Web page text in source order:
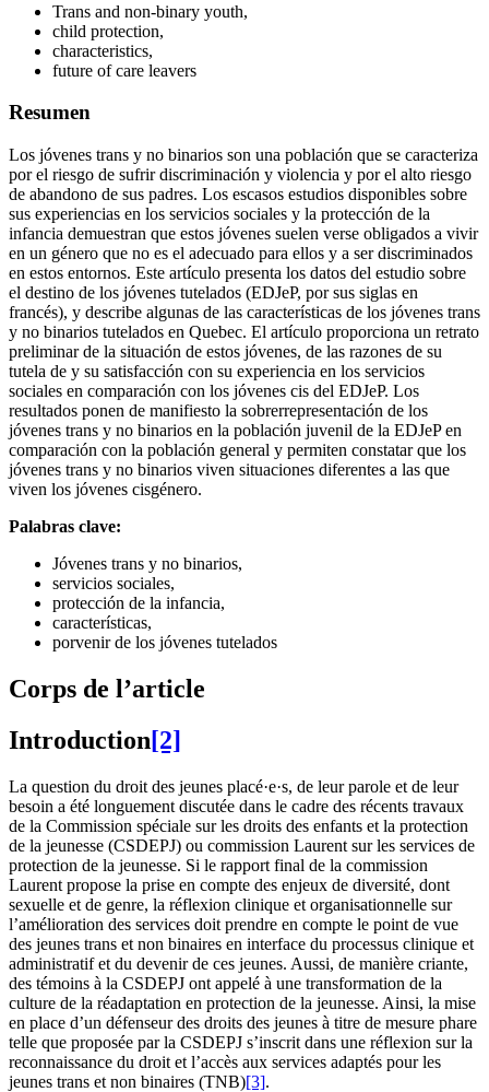
Trans and non-binary youth,
child protection,
characteristics,
future of care leavers
Resumen
Los jóvenes trans y no binarios son una población que se caracteriza
por el riesgo de sufrir discriminación y violencia y por el alto riesgo
de abandono de sus padres. Los escasos estudios disponibles sobre
sus experiencias en los servicios sociales y la protección de la
infancia demuestran que estos jóvenes suelen verse obligados a vivir
en un género que no es el adecuado para ellos y a ser discriminados
en estos entornos. Este artículo presenta los datos del estudio sobre
el destino de los jóvenes tutelados (EDJeP, por sus siglas en
francés), y describe algunas de las características de los jóvenes trans
y no binarios tutelados en Quebec. El artículo proporciona un retrato
preliminar de la situación de estos jóvenes, de las razones de su
tutela de y su satisfacción con su experiencia en los servicios
sociales en comparación con los jóvenes cis del EDJeP. Los
resultados ponen de manifiesto la sobrerrepresentación de los
jóvenes trans y no binarios en la población juvenil de la EDJeP en
comparación con la población general y permiten constatar que los
jóvenes trans y no binarios viven situaciones diferentes a las que
viven los jóvenes cisgénero.
Palabras clave:
Jóvenes trans y no binarios,
servicios sociales,
protección de la infancia,
características,
porvenir de los jóvenes tutelados
Corps de l’article
Introduction[2]
La question du droit des jeunes placé·e·s, de leur parole et de leur
besoin a été longuement discutée dans le cadre des récents travaux
de la Commission spéciale sur les droits des enfants et la protection
de la jeunesse (CSDEPJ) ou commission Laurent sur les services de
protection de la jeunesse. Si le rapport final de la commission
Laurent propose la prise en compte des enjeux de diversité, dont
sexuelle et de genre, la réflexion clinique et organisationnelle sur
l’amélioration des services doit prendre en compte le point de vue
des jeunes trans et non binaires en interface du processus clinique et
administratif et du devenir de ces jeunes. Aussi, de manière criante,
des témoins à la CSDEPJ ont appelé à une transformation de la
culture de la réadaptation en protection de la jeunesse. Ainsi, la mise
en place d’un défenseur des droits des jeunes à titre de mesure phare
telle que proposée par la CSDEPJ s’inscrit dans une réflexion sur la
reconnaissance du droit et l’accès aux services adaptés pour les
jeunes trans et non binaires (TNB)[3].